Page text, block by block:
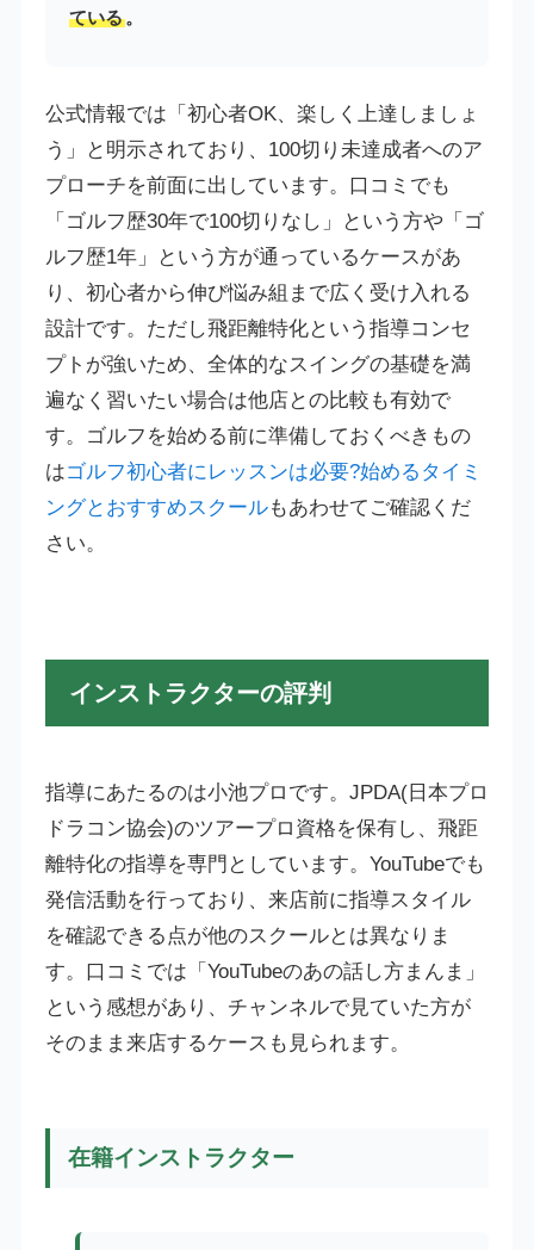
ている。
公式情報では「初心者OK、楽しく上達しましょ
う」と明示されており、100切り未達成者へのア
プローチを前面に出しています。口コミでも
「ゴルフ歴30年で100切りなし」という方や「ゴ
ルフ歴1年」という方が通っているケースがあ
り、初心者から伸び悩み組まで広く受け入れる
設計です。ただし飛距離特化という指導コンセ
プトが強いため、全体的なスイングの基礎を満
遍なく習いたい場合は他店との比較も有効で
す。ゴルフを始める前に準備しておくべきもの
はゴルフ初心者にレッスンは必要?始めるタイミ
ングとおすすめスクールもあわせてご確認くだ
さい。
インストラクターの評判
指導にあたるのは小池プロです。JPDA(日本プロ
ドラコン協会)のツアープロ資格を保有し、飛距
離特化の指導を専門としています。YouTubeでも
発信活動を行っており、来店前に指導スタイル
を確認できる点が他のスクールとは異なりま
す。口コミでは「YouTubeのあの話し方まんま」
という感想があり、チャンネルで見ていた方が
そのまま来店するケースも見られます。
在籍インストラクター